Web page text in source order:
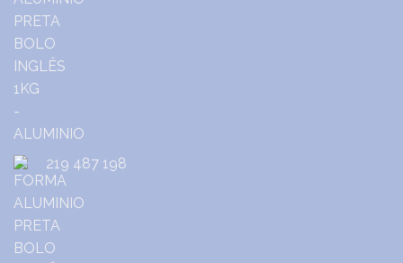
219 487 198